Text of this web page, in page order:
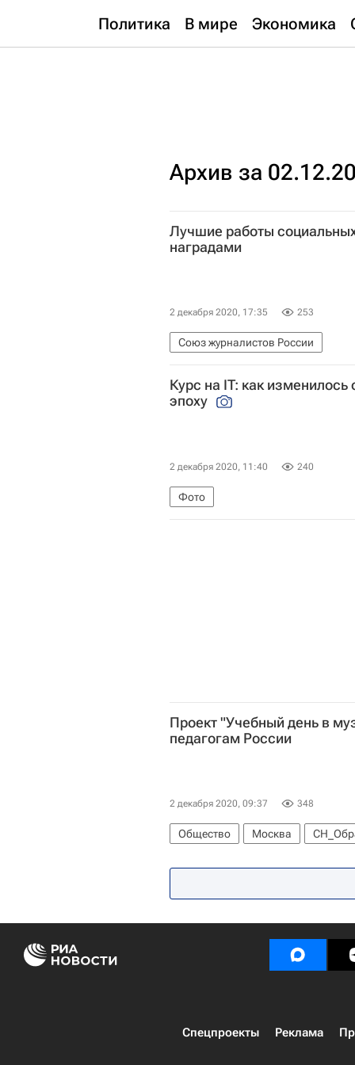
Политика В мире Экономика
Архив за
Лучшие работы
наградами
2 декабря 2020, 17:35 253
Союз журналистов России
Фонд поддержки детей,
Социальный навигатор
Курс на IT: как
эпоху
2 декабря 2020, 11:40 240
Фото
Проект "Учебный день в
педагогам России
2 декабря 2020, 09:37 348
Общество Москва
Спецпроекты
Реклама